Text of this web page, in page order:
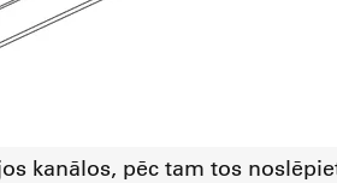
kanālos, pēc tam tos